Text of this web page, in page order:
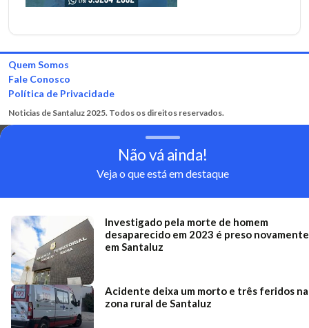
Quem Somos
Fale Conosco
Política de Privacidade
Noticias de Santaluz 2025. Todos os direitos reservados.
Não vá ainda!
Veja o que está em destaque
Investigado pela morte de homem
desaparecido em 2023 é preso novamente
em Santaluz
Acidente deixa um morto e três feridos na
zona rural de Santaluz